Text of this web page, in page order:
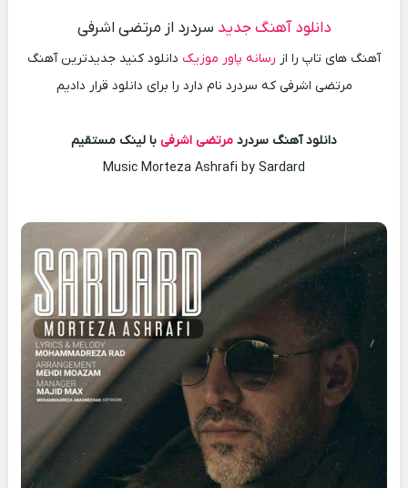
دانلود آهنگ جدید سردرد از مرتضی اشرفی
آهنگ های تاپ را از رسانه پاور موزیک دانلود کنید جدیدترین آهنگ
مرتضی اشرفی که سردرد نام دارد را برای دانلود قرار دادیم
دانلود آهنگ سردرد مرتضی اشرفی با لینک مستقیم
Music Morteza Ashrafi by Sardard